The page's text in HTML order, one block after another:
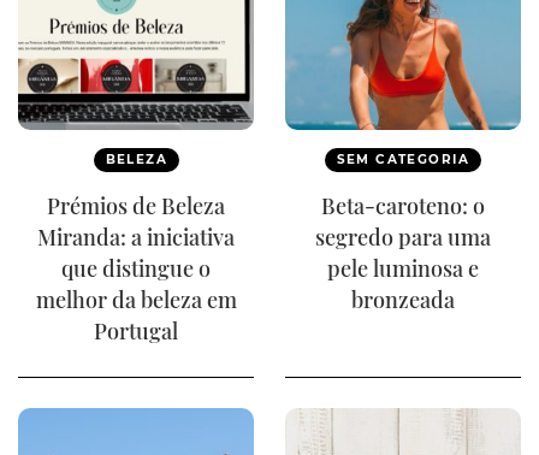
BELEZA
Prémios de Beleza
Miranda: a iniciativa
que distingue o
melhor da beleza em
Portugal
SEM CATEGORIA
Beta-caroteno: o
segredo para uma
pele luminosa e
bronzeada